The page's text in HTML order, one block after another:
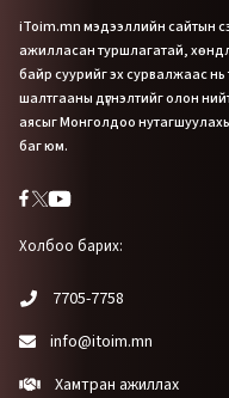
iToim.mn мэдээллийн сайтын
ажилласан туршлагатай,
байр суурийг эх сурвалжаас нь
шалтгааны дүгнэлтийг олон
аясыг Монголдоо
баг юм.
Холбоо барих:
7705-7758
info@itoim.mn
Хамтран ажиллах